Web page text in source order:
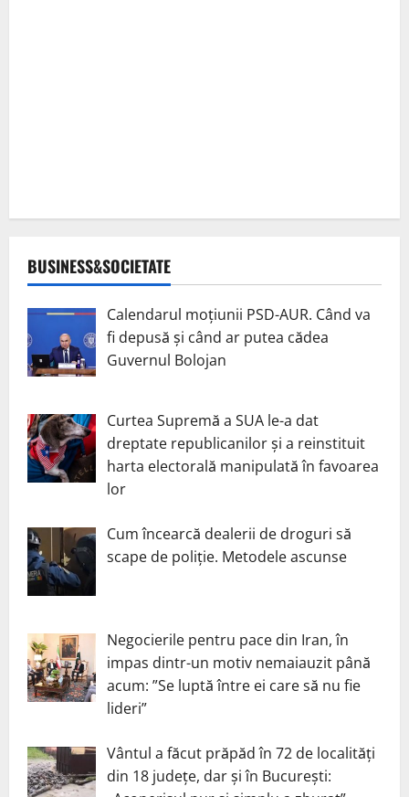
BUSINESS&SOCIETATE
Calendarul moțiunii PSD-AUR. Când va
fi depusă și când ar putea cădea
Guvernul Bolojan
Curtea Supremă a SUA le-a dat
dreptate republicanilor și a reinstituit
harta electorală manipulată în favoarea
lor
Cum încearcă dealerii de droguri să
scape de poliție. Metodele ascunse
Negocierile pentru pace din Iran, în
impas dintr-un motiv nemaiauzit până
acum: ”Se luptă între ei care să nu fie
lideri”
Vântul a făcut prăpăd în 72 de localități
din 18 județe, dar și în București: